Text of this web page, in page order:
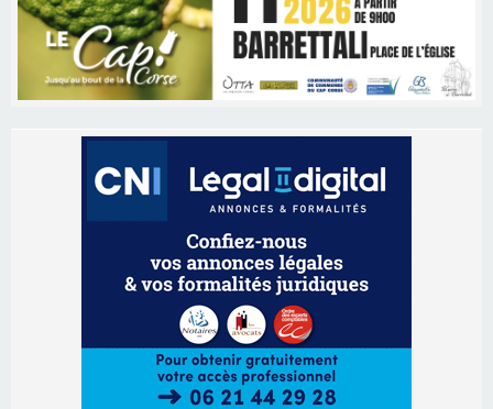
Les brèves
Festa di l’Associi Curtinesi le 13 septembre
Ucciani – Marché des producteurs à Cruculi le